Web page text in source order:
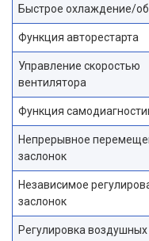
Быстрое охлаждение/
Функция авторестарта
Управление скоростью
вентилятора
Функция
Непрерывное
заслонок
Независимое
заслонок
Регулировка воздушных